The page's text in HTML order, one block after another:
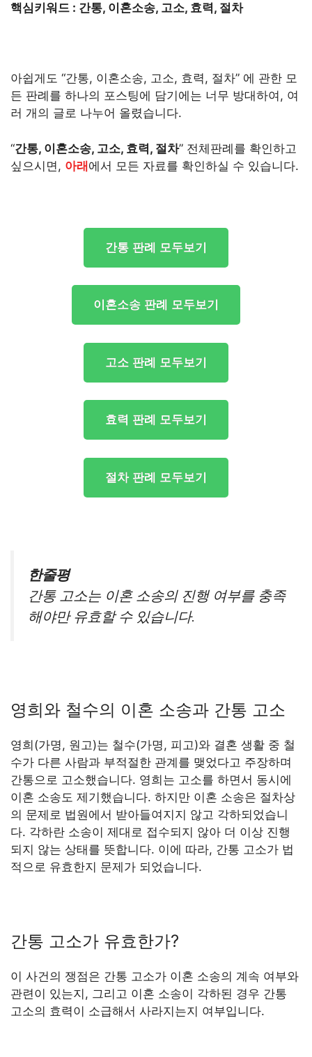
핵심키워드 : 간통, 이혼소송, 고소, 효력, 절차
아쉽게도 “간통, 이혼소송, 고소, 효력, 절차” 에 관한 모
든 판례를 하나의 포스팅에 담기에는 너무 방대하여, 여
러 개의 글로 나누어 올렸습니다.
“간통, 이혼소송, 고소, 효력, 절차” 전체판례를 확인하고
싶으시면, 아래에서 모든 자료를 확인하실 수 있습니다.
간통 판례 모두보기
이혼소송 판례 모두보기
고소 판례 모두보기
효력 판례 모두보기
절차 판례 모두보기
한줄평
간통 고소는 이혼 소송의 진행 여부를 충족
해야만 유효할 수 있습니다.
영희와 철수의 이혼 소송과 간통 고소
영희(가명, 원고)는 철수(가명, 피고)와 결혼 생활 중 철
수가 다른 사람과 부적절한 관계를 맺었다고 주장하며
간통으로 고소했습니다. 영희는 고소를 하면서 동시에
이혼 소송도 제기했습니다. 하지만 이혼 소송은 절차상
의 문제로 법원에서 받아들여지지 않고 각하되었습니
다. 각하란 소송이 제대로 접수되지 않아 더 이상 진행
되지 않는 상태를 뜻합니다. 이에 따라, 간통 고소가 법
적으로 유효한지 문제가 되었습니다.
간통 고소가 유효한가?
이 사건의 쟁점은 간통 고소가 이혼 소송의 계속 여부와
관련이 있는지, 그리고 이혼 소송이 각하된 경우 간통
고소의 효력이 소급해서 사라지는지 여부입니다.